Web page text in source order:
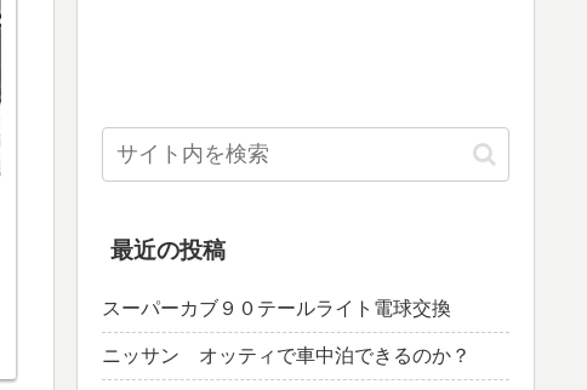
最近の投稿
スーパーカブ９０テールライト電球交換
ニッサン オッティで車中泊できるのか？